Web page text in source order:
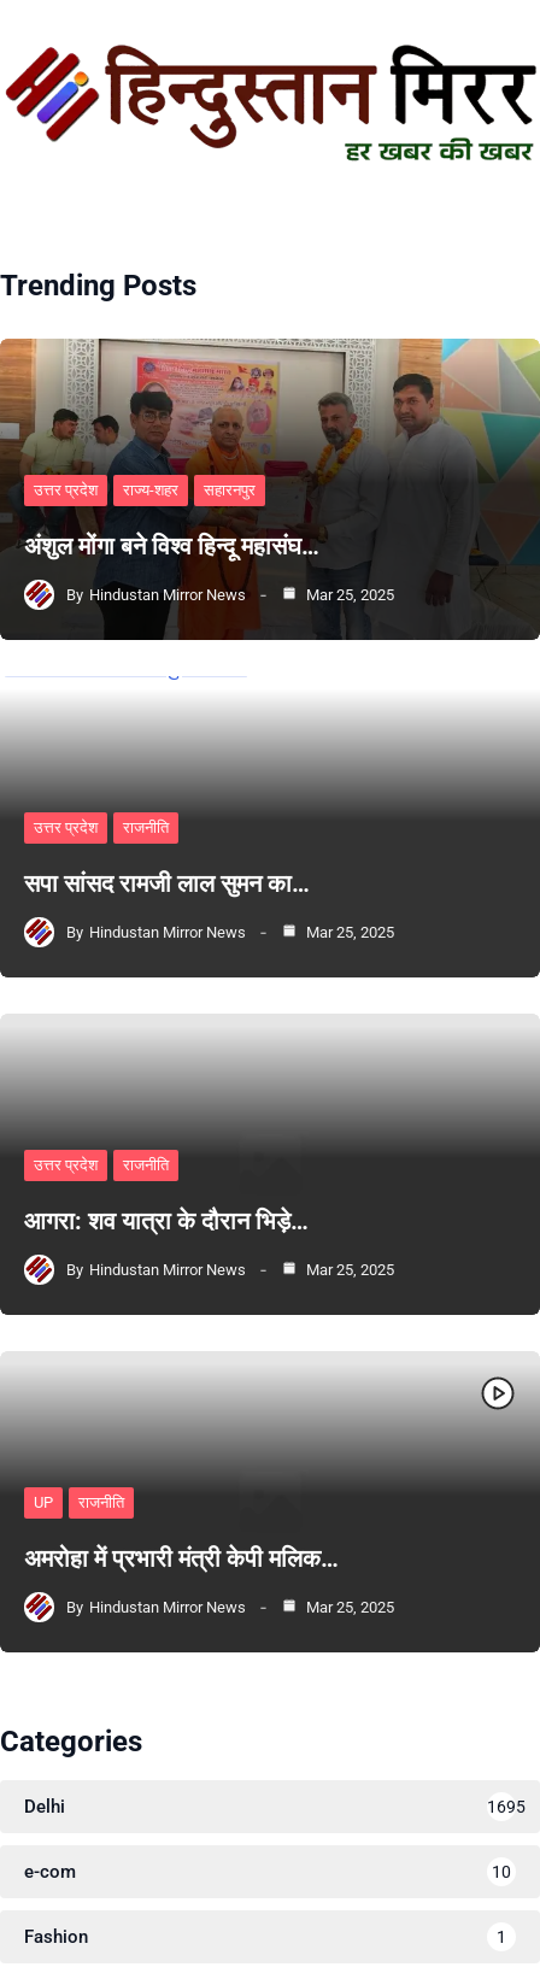
Trending Posts
उत्तर प्रदेश राज्य-शहर सहारनपुर
अंशुल मोंगा बने विश्व हिन्दू महासंघ…
By Hindustan Mirror News Mar 25, 2025
उत्तर प्रदेश राजनीति
सपा सांसद रामजी लाल सुमन का…
By Hindustan Mirror News Mar 25, 2025
उत्तर प्रदेश राजनीति
आगरा: शव यात्रा के दौरान भिड़े…
By Hindustan Mirror News Mar 25, 2025
UP राजनीति
अमरोहा में प्रभारी मंत्री केपी मलिक…
By Hindustan Mirror News Mar 25, 2025
Categories
Delhi 1695
e-com 10
Fashion 1